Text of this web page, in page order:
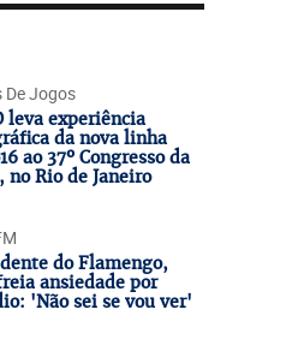
De Jogos
leva experiência
da nova linha
ao 37º Congresso da
no Rio de Janeiro
do Flamengo,
ansiedade por
'Não sei se vou ver'